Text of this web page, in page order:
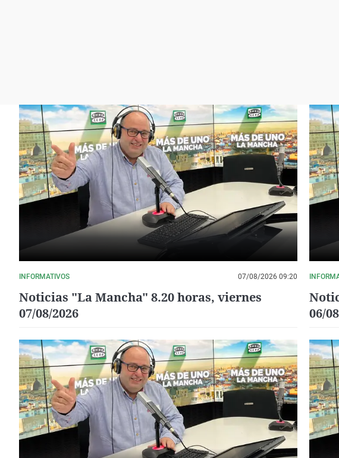
INFORMATIVOS 07/08/2026 09:20
Noticias "La Mancha" 8.20 horas, viernes
07/08/2026
06/